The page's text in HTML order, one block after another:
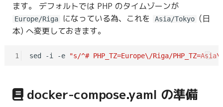
ます。 デフォルトでは PHP のタイムゾーンが
Europe/Riga になっている為、これを Asia/Tokyo (日
本) へ変更しておきます。
1 sed -i -e "s/^# PHP_TZ=Europe\/Riga/
docker-compose.yaml の準備